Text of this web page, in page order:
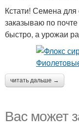
Кстати! Семена для
заказываю по
быстро, а урожаи
читать дальше →
Вас может